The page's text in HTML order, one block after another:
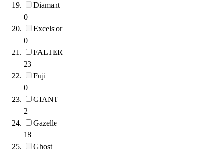
Diamant
0
Excelsior
0
FALTER
23
Fuji
0
GIANT
2
Gazelle
18
Ghost